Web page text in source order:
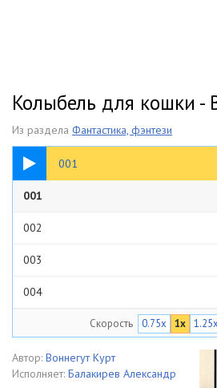
Колыбель для кошки -
Из раздела Фантастика, фэнтези
001
02:20
001
002
003
004
006
Скорость 0.75x 1x 1.25x
Автор: Воннегут Курт
Исполняет: Балакирев Александр